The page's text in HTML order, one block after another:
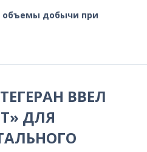
объемы добычи при
ВВЕЛ
ДЛЯ